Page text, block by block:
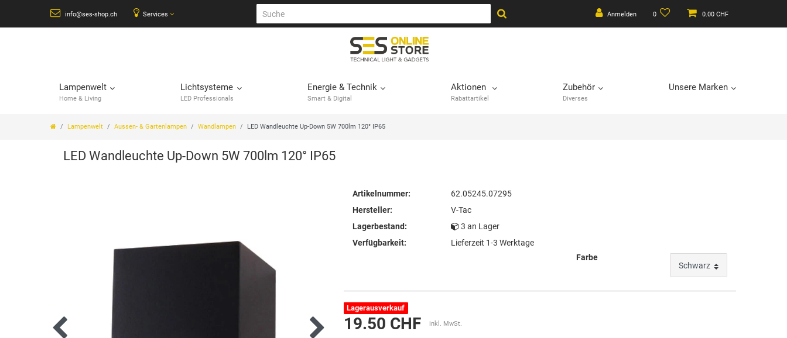
info@ses-shop.ch Services Anmelden 0 0.00 CHF
Lampenwelt
Home & Living
Lichtsysteme
LED Professionals
Energie & Technik
Smart & Digital
Aktionen
Rabattartikel
Zubehör
Diverses
Unsere Marken
Lampenwelt Aussen- & Gartenlampen Wandlampen LED Wandleuchte Up-Down 5W 700lm 120° IP65
LED Wandleuchte Up-Down 5W 700lm 120° IP65
Artikelnummer:
62.05245.07295
Hersteller:
V-Tac
Lagerbestand:
3 an Lager
Verfügbarkeit:
Lieferzeit 1-3 Werktage
Farbe
Lagerausverkauf
19.50 CHF inkl. MwSt.